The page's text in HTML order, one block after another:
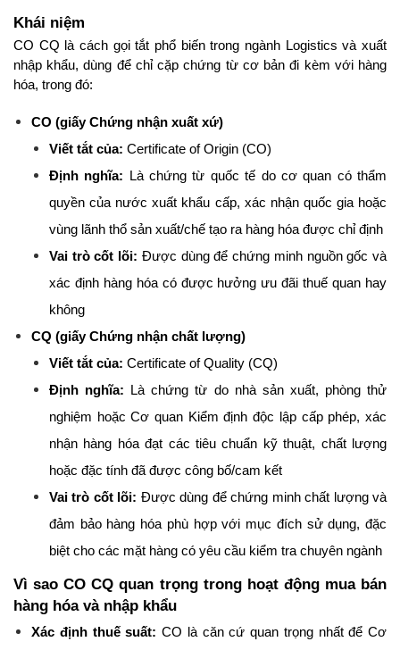
Khái niệm
CO CQ là cách gọi tắt phổ biến trong ngành Logistics và xuất
nhập khẩu, dùng để chỉ cặp chứng từ cơ bản đi kèm với hàng
hóa, trong đó:
CO (giấy Chứng nhận xuất xứ)
Viết tắt của: Certificate of Origin (CO)
Định nghĩa: Là chứng từ quốc tế do cơ quan có thẩm
quyền của nước xuất khẩu cấp, xác nhận quốc gia hoặc
vùng lãnh thổ sản xuất/chế tạo ra hàng hóa được chỉ định
Vai trò cốt lõi: Được dùng để chứng minh nguồn gốc và
xác định hàng hóa có được hưởng ưu đãi thuế quan hay
không
CQ (giấy Chứng nhận chất lượng)
Viết tắt của: Certificate of Quality (CQ)
Định nghĩa: Là chứng từ do nhà sản xuất, phòng thử
nghiệm hoặc Cơ quan Kiểm định độc lập cấp phép, xác
nhận hàng hóa đạt các tiêu chuẩn kỹ thuật, chất lượng
hoặc đặc tính đã được công bố/cam kết
Vai trò cốt lõi: Được dùng để chứng minh chất lượng và
đảm bảo hàng hóa phù hợp với mục đích sử dụng, đặc
biệt cho các mặt hàng có yêu cầu kiểm tra chuyên ngành
Vì sao CO CQ quan trọng trong hoạt động mua bán
hàng hóa và nhập khẩu
Xác định thuế suất: CO là căn cứ quan trọng nhất để Cơ